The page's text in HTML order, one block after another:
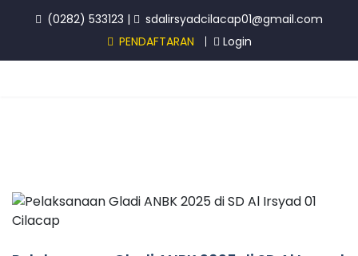
(0282) 533123 |
sdalirsyadcilacap01@gmail.com
PENDAFTARAN
Login